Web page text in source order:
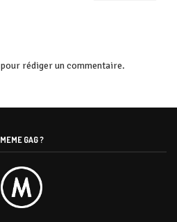
pour rédiger un commentaire.
MEME GAG ?